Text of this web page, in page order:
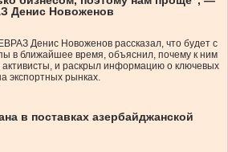
Денис Новоженов
Денис Новоженов рассказал, что будет с
в ближайшее время, объяснил, почему к ним
и раскрыл информацию о ключевых
экспортных рынках.
в поставках азербайджанской